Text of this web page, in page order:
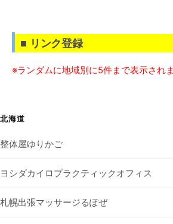
■ リンク登録
※ランダムに地域別に5件まで表示されま
北海道
整体屋ゆりかご
ヨシダカイロプラクティックオフィス
札幌出張マッサージるぽぜ